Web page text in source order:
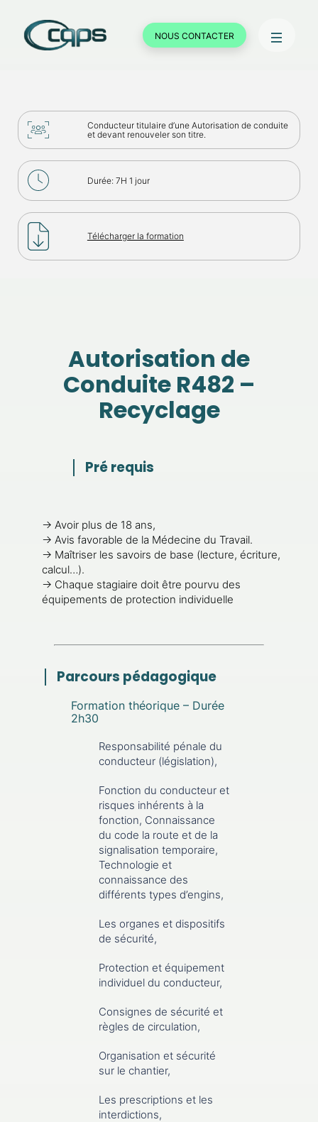
NOUS CONTACTER
Conducteur titulaire d’une Autorisation de conduite
et devant renouveler son titre.
Durée: 7H 1 jour
Télécharger la formation
Autorisation de
Conduite R482 –
Recyclage
Pré requis
→ Avoir plus de 18 ans,
→ Avis favorable de la Médecine du Travail.
→ Maîtriser les savoirs de base (lecture, écriture,
calcul…).
→ Chaque stagiaire doit être pourvu des
équipements de protection individuelle
Parcours pédagogique
Formation théorique – Durée
2h30
Responsabilité pénale du
conducteur (législation),
Fonction du conducteur et
risques inhérents à la
fonction, Connaissance
du code la route et de la
signalisation temporaire,
Technologie et
connaissance des
différents types d’engins,
Les organes et dispositifs
de sécurité,
Protection et équipement
individuel du conducteur,
Consignes de sécurité et
règles de circulation,
Organisation et sécurité
sur le chantier,
Les prescriptions et les
interdictions,